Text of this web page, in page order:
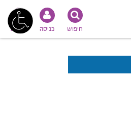
נגישות כניסה חיפוש